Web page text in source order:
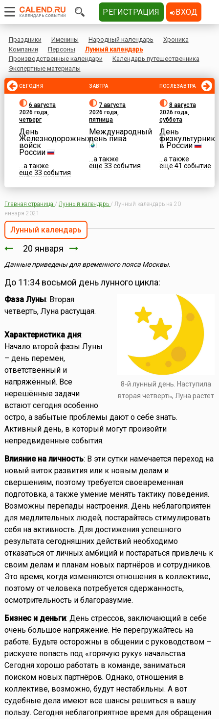
Праздники Именины Народный календарь
Хроника
Компании
Персоны
Лунный календарь
Производственные календари
Календарь путешественника
Экспертные материалы
СЕГОДНЯ
6 августа
2026 года,
четверг
День
Железнодорожных
войск
России
...а также
еще 33 события
ЗАВТРА
7 августа
2026 года,
пятница
Международный
день пива
...а также
еще 33 события
ПОСЛЕЗАВТРА
8 августа
2026 года,
суббота
День
физкультурника
в России
...а также
еще 41 событие
Главная страница / Лунный календарь / Лунный календарь на 20
января 2021
Лунный календарь
20 января
Данные приведены для временного пояса Москвы.
До 11:34 восьмой день лунного цикла:
8-й лунный день. Наступила
вторая четверть, Луна растет
Фаза Луны: Вторая
четверть, Луна растущая.
Характеристика дня:
Начало второй фазы Луны
– день перемен,
ответственный и
напряжённый. Все
нерешённые задачи
встают сегодня особенно
остро, а забытые проблемы дают о себе знать.
Активный день, в который могут произойти
непредвиденные события.
Влияние на личность: В эти сутки намечается переход на
новый виток развития или к новым делам и
свершениям, поэтому требуется своевременная
подготовка, а также умение менять тактику поведения.
Возможны перепады настроения. День неблагоприятен
для медлительных людей, постарайтесь стимулировать
себя на активность. Для достижения успешного
результата сегодняшних действий необходимо
отказаться от личных амбиций и постараться привлечь к
своим делам и планам новых партнёров и сотрудников.
Это время, когда изменяются отношения в коллективе,
поэтому от человека потребуется сдержанность,
осмотрительность и благоразумие.
Бизнес и деньги: День стрессов, заключающий в себе
очень большое напряжение. Не перегружайтесь на
работе. Будьте осторожны в общении с руководством –
рискуете попасть под «горячую руку» начальства.
Сегодня хорошо работать в команде, заниматься
поиском новых партнёров. Однако, отношения в
коллективе, возможно, будут нестабильны. А вот
судебные дела имеют все шансы решиться в вашу
пользу. Сегодня неблагоприятное время для обращения
РЕГИСТРАЦИЯ ВХОД